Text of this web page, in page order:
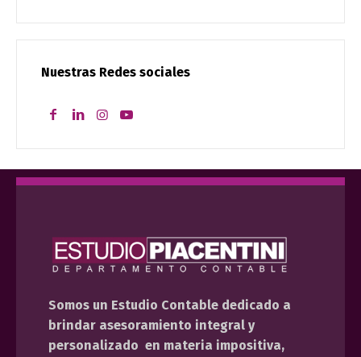
Nuestras Redes sociales
Somos un Estudio Contable dedicado a
brindar asesoramiento integral y
personalizado en materia impositiva,